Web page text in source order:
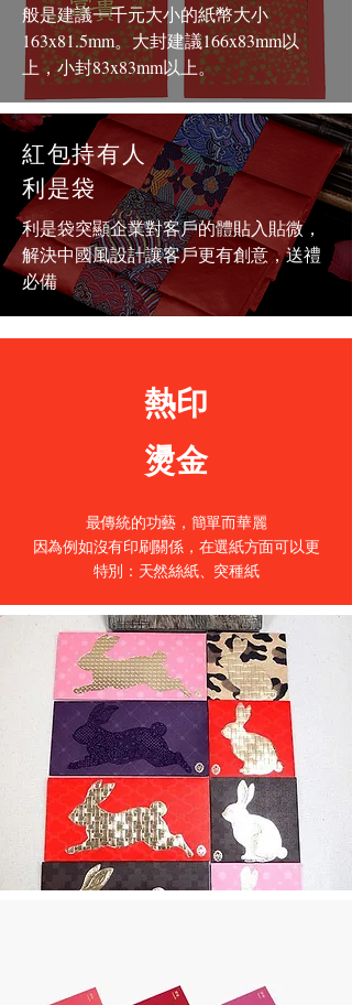
般是建議一千元大小的紙幣大小
163x81.5mm。大封建議166x83mm以
上，小封83x83mm以上。
紅包持有人
利是袋
利是袋突顯企業對客戶的體貼入貼微，
解決中國風設計讓客戶更有創意，送禮
必備
熱印
燙金
最傳統的功藝，簡單而華麗
因為例如沒有印刷關係，在選紙方面可以更
特別：天然絲紙、突種紙